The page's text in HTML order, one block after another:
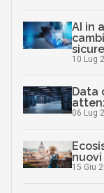
AI in
10 Lug
Data
06 Lug
15 Giu